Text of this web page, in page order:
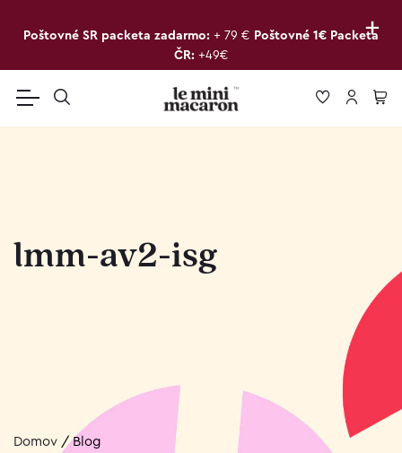
+
Poštovné SR packeta zadarmo: + 79 € Poštovné 1€ Packeta
ČR: +49€
lmm-av2-isg
Domov /Blog